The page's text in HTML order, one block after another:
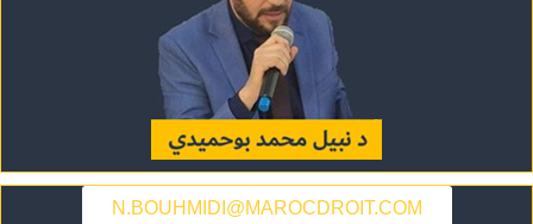
N.BOUHMIDI@MAROCDROIT.COM